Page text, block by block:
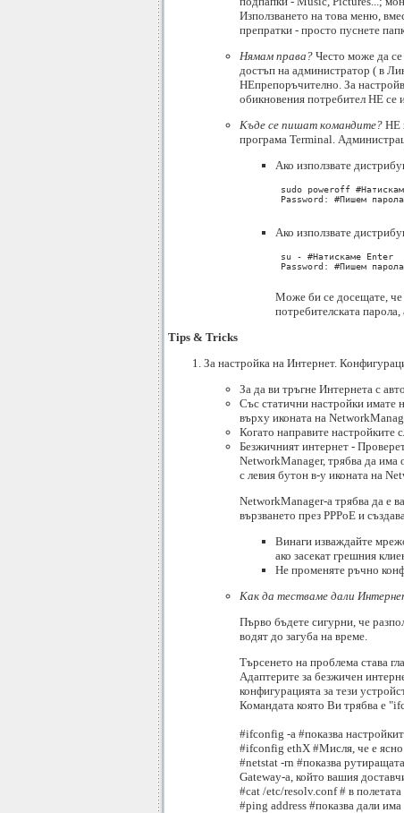
Използването на това меню,
препратки - просто пуснете
Нямам права? Често може да се
достъп на администратор ( в
НЕпрепоръчително. За
обикновения потребител НЕ се
Къде се пишат командите? НЕ
програма Terminal.
Aко използватe
sudo poweroff
Password: #Пишем
Ако използвате
su - #Натискаме Enter
Password: #Пишем
Може би се досещате, че
потребителската
Tips & Tricks
За настройка на Интернет.
За да ви тръгне Интернета с
Със статични настройки имате
върху иконата на
Когато направите настройките
Безжичният интернет -
NetworkManager, трябва да има
с левия бутон в-у иконата на
NetworkManager-a трябва да е
вързването през PPPoE и
Винаги изваждайте
ако засекат грешния
Не променяте ръчно
Как да тестваме дали
Първо бъдете сигурни, че
водят до загуба на време.
Търсенето на проблема става
Адаптерите за безжичен
конфигурацията за тези
Командата която Ви трябва е
#ifconfig -a #показва
#ifconfig ethX #Мисля, че е ясно
#netstat -rn #показва
Gateway-a, който вашия
#cat /etc/resolv.conf # в
#ping address #показва дали